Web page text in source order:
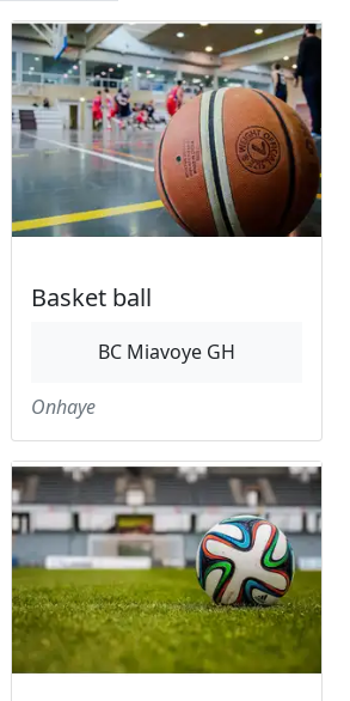
Basket ball
BC Miavoye GH
Onhaye